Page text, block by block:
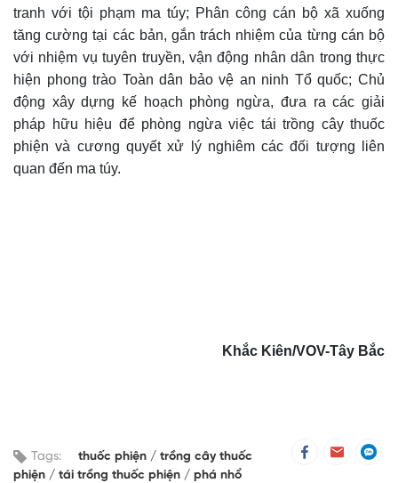
tranh với tội phạm ma túy; Phân công cán bộ xã xuống
tăng cường tại các bản, gắn trách nhiệm của từng cán bộ
với nhiệm vụ tuyên truyền, vận động nhân dân trong thực
hiện phong trào Toàn dân bảo vệ an ninh Tổ quốc; Chủ
động xây dựng kế hoạch phòng ngừa, đưa ra các giải
pháp hữu hiệu để phòng ngừa việc tái trồng cây thuốc
phiện và cương quyết xử lý nghiêm các đối tượng liên
quan đến ma túy.
Khắc Kiên/VOV-Tây Bắc
Tags: thuốc phiện
trồng cây thuốc
phiện
tái trồng thuốc phiện
phá nhổ